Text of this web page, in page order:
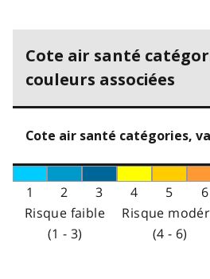
Cote air santé
couleurs associées
Cote air santé catégories,
1 2 3 4 5 6
Risque faible
(1 - 3)
Risque
(4 - 6)